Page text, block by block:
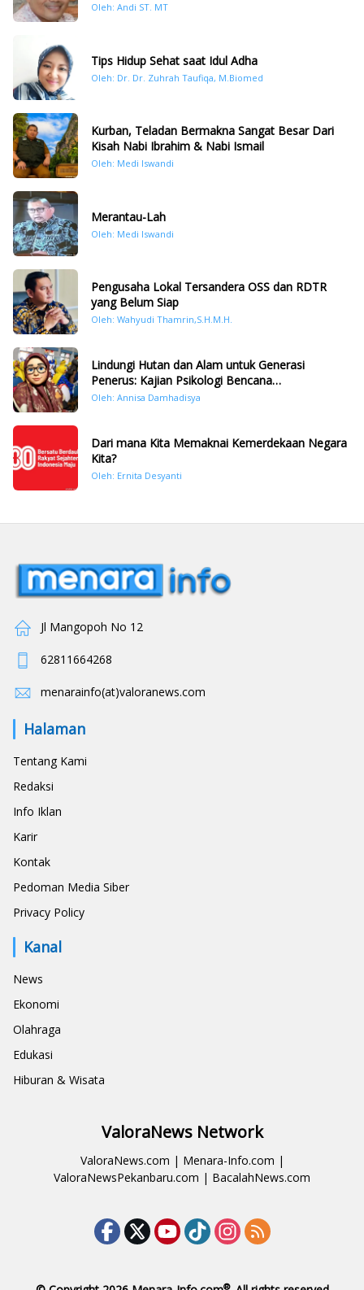
Oleh: Andi ST. MT
Tips Hidup Sehat saat Idul Adha
Oleh: Dr. Dr. Zuhrah Taufiqa, M.Biomed
Kurban, Teladan Bermakna Sangat Besar Dari
Kisah Nabi Ibrahim & Nabi Ismail
Oleh: Medi Iswandi
Merantau-Lah
Oleh: Medi Iswandi
Pengusaha Lokal Tersandera OSS dan RDTR
yang Belum Siap
Oleh: Wahyudi Thamrin,S.H.M.H.
Lindungi Hutan dan Alam untuk Generasi
Penerus: Kajian Psikologi Bencana
Hidrometeorologi di Sumatera Pasca Tragedi
Oleh: Annisa Damhadisya
Dari mana Kita Memaknai Kemerdekaan Negara
Kita?
Oleh: Ernita Desyanti
Jl Mangopoh No 12
62811664268
menarainfo(at)valoranews.com
Halaman
Tentang Kami
Redaksi
Info Iklan
Karir
Kontak
Pedoman Media Siber
Privacy Policy
Kanal
News
Ekonomi
Olahraga
Edukasi
Hiburan & Wisata
ValoraNews Network
ValoraNews.com | Menara-Info.com |
ValoraNewsPekanbaru.com | BacalahNews.com
®